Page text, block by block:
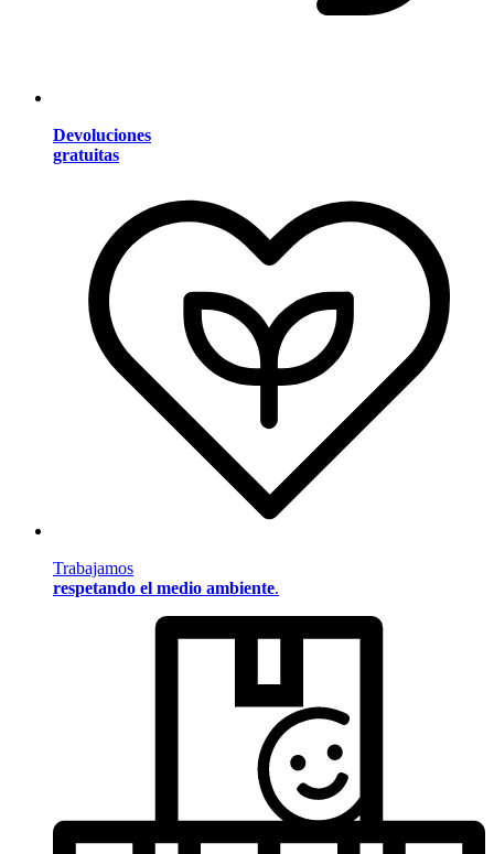
Devoluciones
gratuitas
Trabajamos
respetando el medio ambiente.